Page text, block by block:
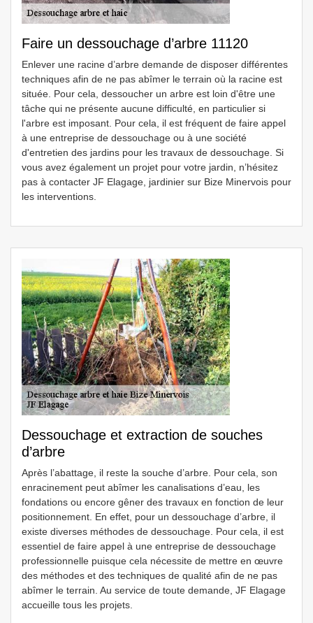
Faire un dessouchage d’arbre 11120
Enlever une racine d’arbre demande de disposer différentes
techniques afin de ne pas abîmer le terrain où la racine est
située. Pour cela, dessoucher un arbre est loin d'être une
tâche qui ne présente aucune difficulté, en particulier si
l'arbre est imposant. Pour cela, il est fréquent de faire appel
à une entreprise de dessouchage ou à une société
d'entretien des jardins pour les travaux de dessouchage. Si
vous avez également un projet pour votre jardin, n’hésitez
pas à contacter JF Elagage, jardinier sur Bize Minervois pour
les interventions.
Dessouchage et extraction de souches
d’arbre
Après l’abattage, il reste la souche d’arbre. Pour cela, son
enracinement peut abîmer les canalisations d’eau, les
fondations ou encore gêner des travaux en fonction de leur
positionnement. En effet, pour un dessouchage d’arbre, il
existe diverses méthodes de dessouchage. Pour cela, il est
essentiel de faire appel à une entreprise de dessouchage
professionnelle puisque cela nécessite de mettre en œuvre
des méthodes et des techniques de qualité afin de ne pas
abîmer le terrain. Au service de toute demande, JF Elagage
accueille tous les projets.